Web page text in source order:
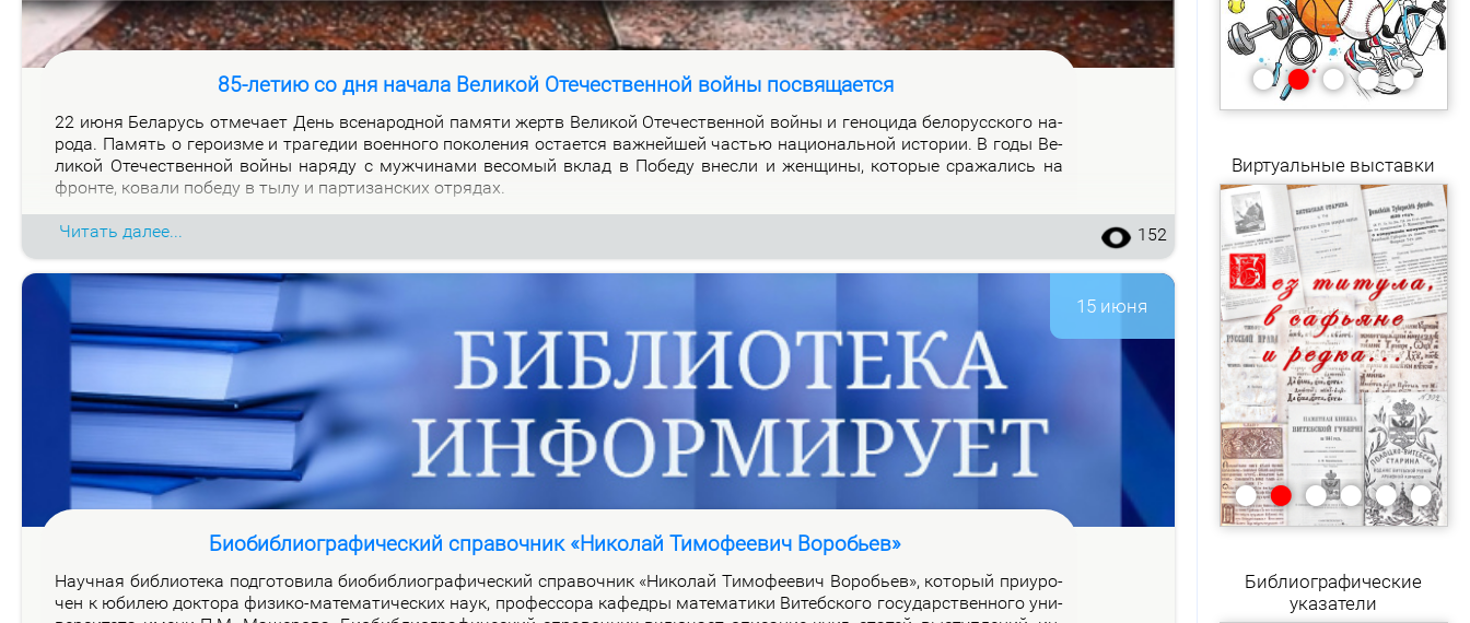
85-летию со дня начала Великой Отечественной войны посвящается
22 июня Бе­ла­русь от­ме­ча­ет День все­на­род­ной па­мя­ти жертв Ве­ли­кой Оте­че­ствен­ной вой­ны и ге­но­ци­да бе­ло­рус­ско­го на­
ро­да. Па­мять о ге­ро­из­ме и тра­ге­дии во­ен­но­го по­ко­ле­ния оста­ет­ся важ­ней­шей ча­стью на­цио­наль­ной ис­то­рии. В го­ды Ве­
ли­кой Оте­че­ствен­ной вой­ны на­ря­ду с муж­чи­на­ми ве­со­мый вклад в По­бе­ду внес­ли и жен­щи­ны, ко­то­рые сра­жа­лись на
фрон­те, ко­ва­ли по­бе­ду в ты­лу и пар­ти­зан­ских от­ря­дах.
Читать далее... 152
15 июня
Биобиблиографический справочник «Николай Тимофеевич Воробьев»
На­уч­ная биб­лио­те­ка под­го­то­ви­ла био­биб­лио­гра­фи­че­ский спра­воч­ник «Ни­ко­лай Ти­мо­фе­е­вич Во­ро­бьев», ко­то­рый при­уро­
чен к юби­лею док­то­ра физи­ко-ма­те­ма­ти­че­ских на­ук, про­фес­со­ра ка­фед­ры ма­те­ма­ти­ки Ви­теб­ско­го го­судар­ствен­но­го уни­
•••••
Виртуальные выставки
••••••
Библиографические
указатели